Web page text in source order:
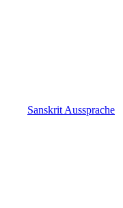
Sanskrit Aussprache